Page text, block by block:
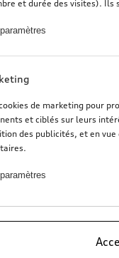
vigueur incluse. Les prix
et durée des visites).
de marketing pour
et ciblés sur leurs
des publicités, et en